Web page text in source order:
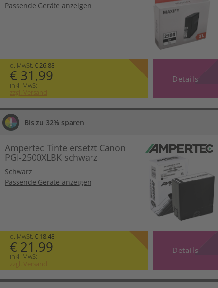
Passende Geräte anzeigen
o. MwSt. € 26,88
€ 31,99
inkl. MwSt.
zzgl. Versand
Details
Bis zu 32% sparen
Ampertec Tinte ersetzt Canon
PGI-2500XLBK schwarz
Schwarz
Passende Geräte anzeigen
o. MwSt. € 18,48
€ 21,99
inkl. MwSt.
zzgl. Versand
Details